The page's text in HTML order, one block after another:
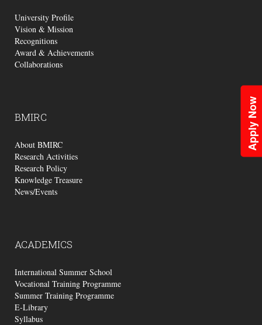
Apply Now
University Profile
Vision & Mission
Recognitions
Award & Achievements
Collaborations
BMIRC
About BMIRC
Research Activities
Research Policy
Knowledge Treasure
News/Events
ACADEMICS
International Summer School
Vocational Training Programme
Summer Training Programme
E-Library
Syllabus